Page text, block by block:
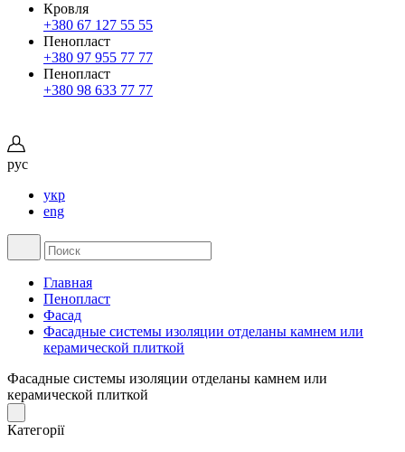
Кровля
+380 67 127 55 55
Пенопласт
+380 97 955 77 77
Пенопласт
+380 98 633 77 77
рус
укр
eng
Главная
Пенопласт
Фасад
Фасадные системы изоляции отделаны камнем или
керамической плиткой
Фасадные системы изоляции отделаны камнем или
керамической плиткой
Категорії